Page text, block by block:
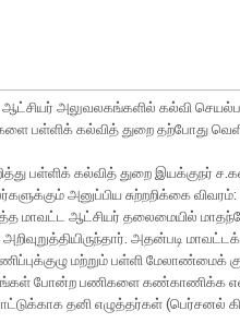
அலுவலகங்களில் கல்வி
பள்ளிக் கல்வித் துறை தற்போது
பள்ளிக் கல்வித் துறை
அனுப்பிய சுற்றறிக்கை
மாவட்ட ஆட்சியர் தலைமையில்
அதன்படி
மற்றும் பள்ளி மேலாண்மைக்
போன்ற பணிகளை கண்காணிக்க
தனி எழுத்தர்கள் (பெர்சனல்